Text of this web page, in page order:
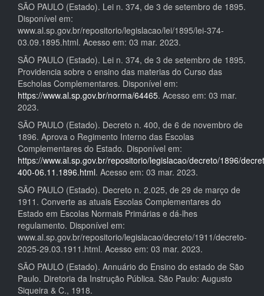
SÃO PAULO (Estado). Lei n. 374, de 3 de setembro de 1895.
Disponível em:
www.al.sp.gov.br/repositorio/legislacao/lei/1895/lei-374-
03.09.1895.html. Acesso em: 03 mar. 2023.
SÃO PAULO (Estado). Lei n. 374, de 3 de setembro de 1895.
Providencia sobre o ensino das materias do Curso das
Escholas Complementares. Disponível em:
https://www.al.sp.gov.br/norma/64465. Acesso em: 03 mar.
2023.
SÃO PAULO (Estado). Decreto n. 400, de 6 de novembro de
1896. Aprova o Regimento Interno das Escolas
Complementares do Estado. Disponível em:
https://www.al.sp.gov.br/repositorio/legislacao/decreto/1896/
400-06.11.1896.html. Acesso em: 03 mar. 2023.
SÃO PAULO (Estado). Decreto n. 2.025, de 29 de março de
1911. Converte as atuais Escolas Complementares do
Estado em Escolas Normais Primárias e dá-lhes
regulamento. Disponível em:
www.al.sp.gov.br/repositorio/legislacao/decreto/1911/decreto-
2025-29.03.1911.html. Acesso em: 03 mar. 2023.
SÃO PAULO (Estado). Annuário do Ensino do estado de São
Paulo. Diretoria da Instrução Pública. São Paulo: Augusto
Siqueira & C., 1918.